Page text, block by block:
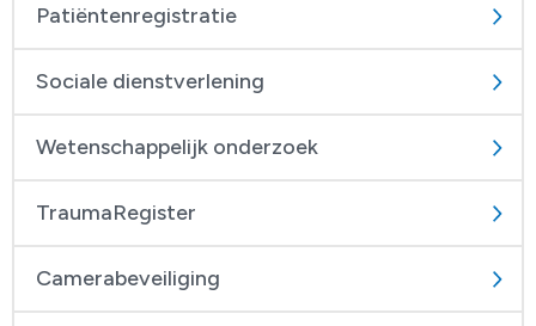
Patiëntenregistratie
Sociale dienstverlening
Wetenschappelijk onderzoek
TraumaRegister
Camerabeveiliging